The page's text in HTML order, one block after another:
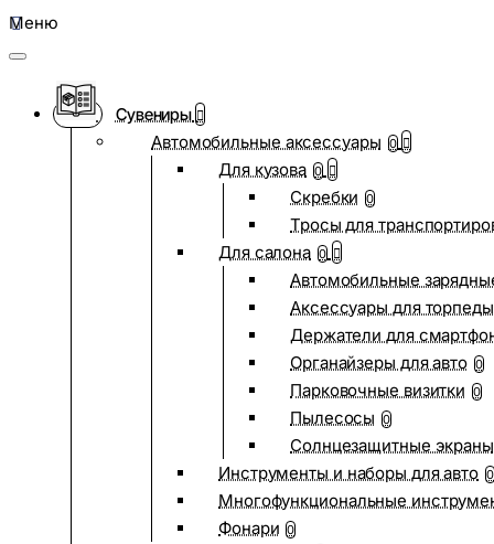
Меню
Сувениры
Автомобильные аксессуары 0
Для кузова 0
Скребки 0
Тросы для
Для салона 0
Автомобильные
Аксессуары для
Держатели для
Органайзеры для авто 0
Парковочные визитки 0
Пылесосы 0
Солнцезащитные экраны
Инструменты и наборы для авто 0
Многофункциональные
Фонари 0